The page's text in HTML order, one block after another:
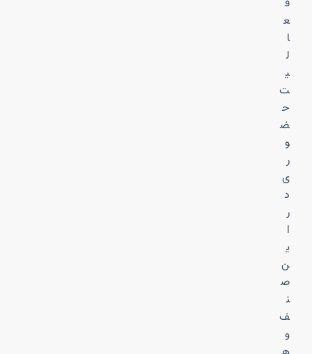
ف
ع
ا
ل
ی
ت
ح
ض
و
ر
ی
د
ر
ا
ی
ن
ص
ن
ف
و